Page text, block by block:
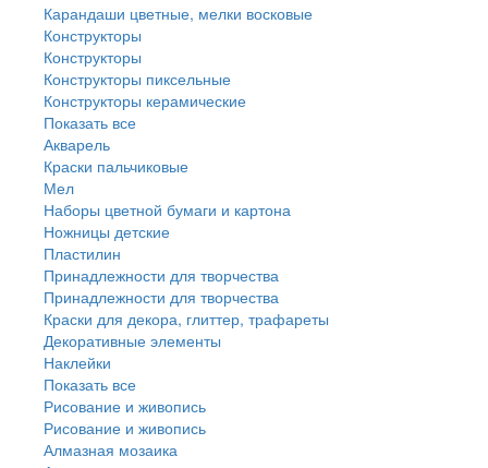
Карандаши цветные, мелки восковые
Конструкторы
Конструкторы
Конструкторы пиксельные
Конструкторы керамические
Показать все
Акварель
Краски пальчиковые
Мел
Наборы цветной бумаги и картона
Ножницы детские
Пластилин
Принадлежности для творчества
Принадлежности для творчества
Краски для декора, глиттер, трафареты
Декоративные элементы
Наклейки
Показать все
Рисование и живопись
Рисование и живопись
Алмазная мозаика